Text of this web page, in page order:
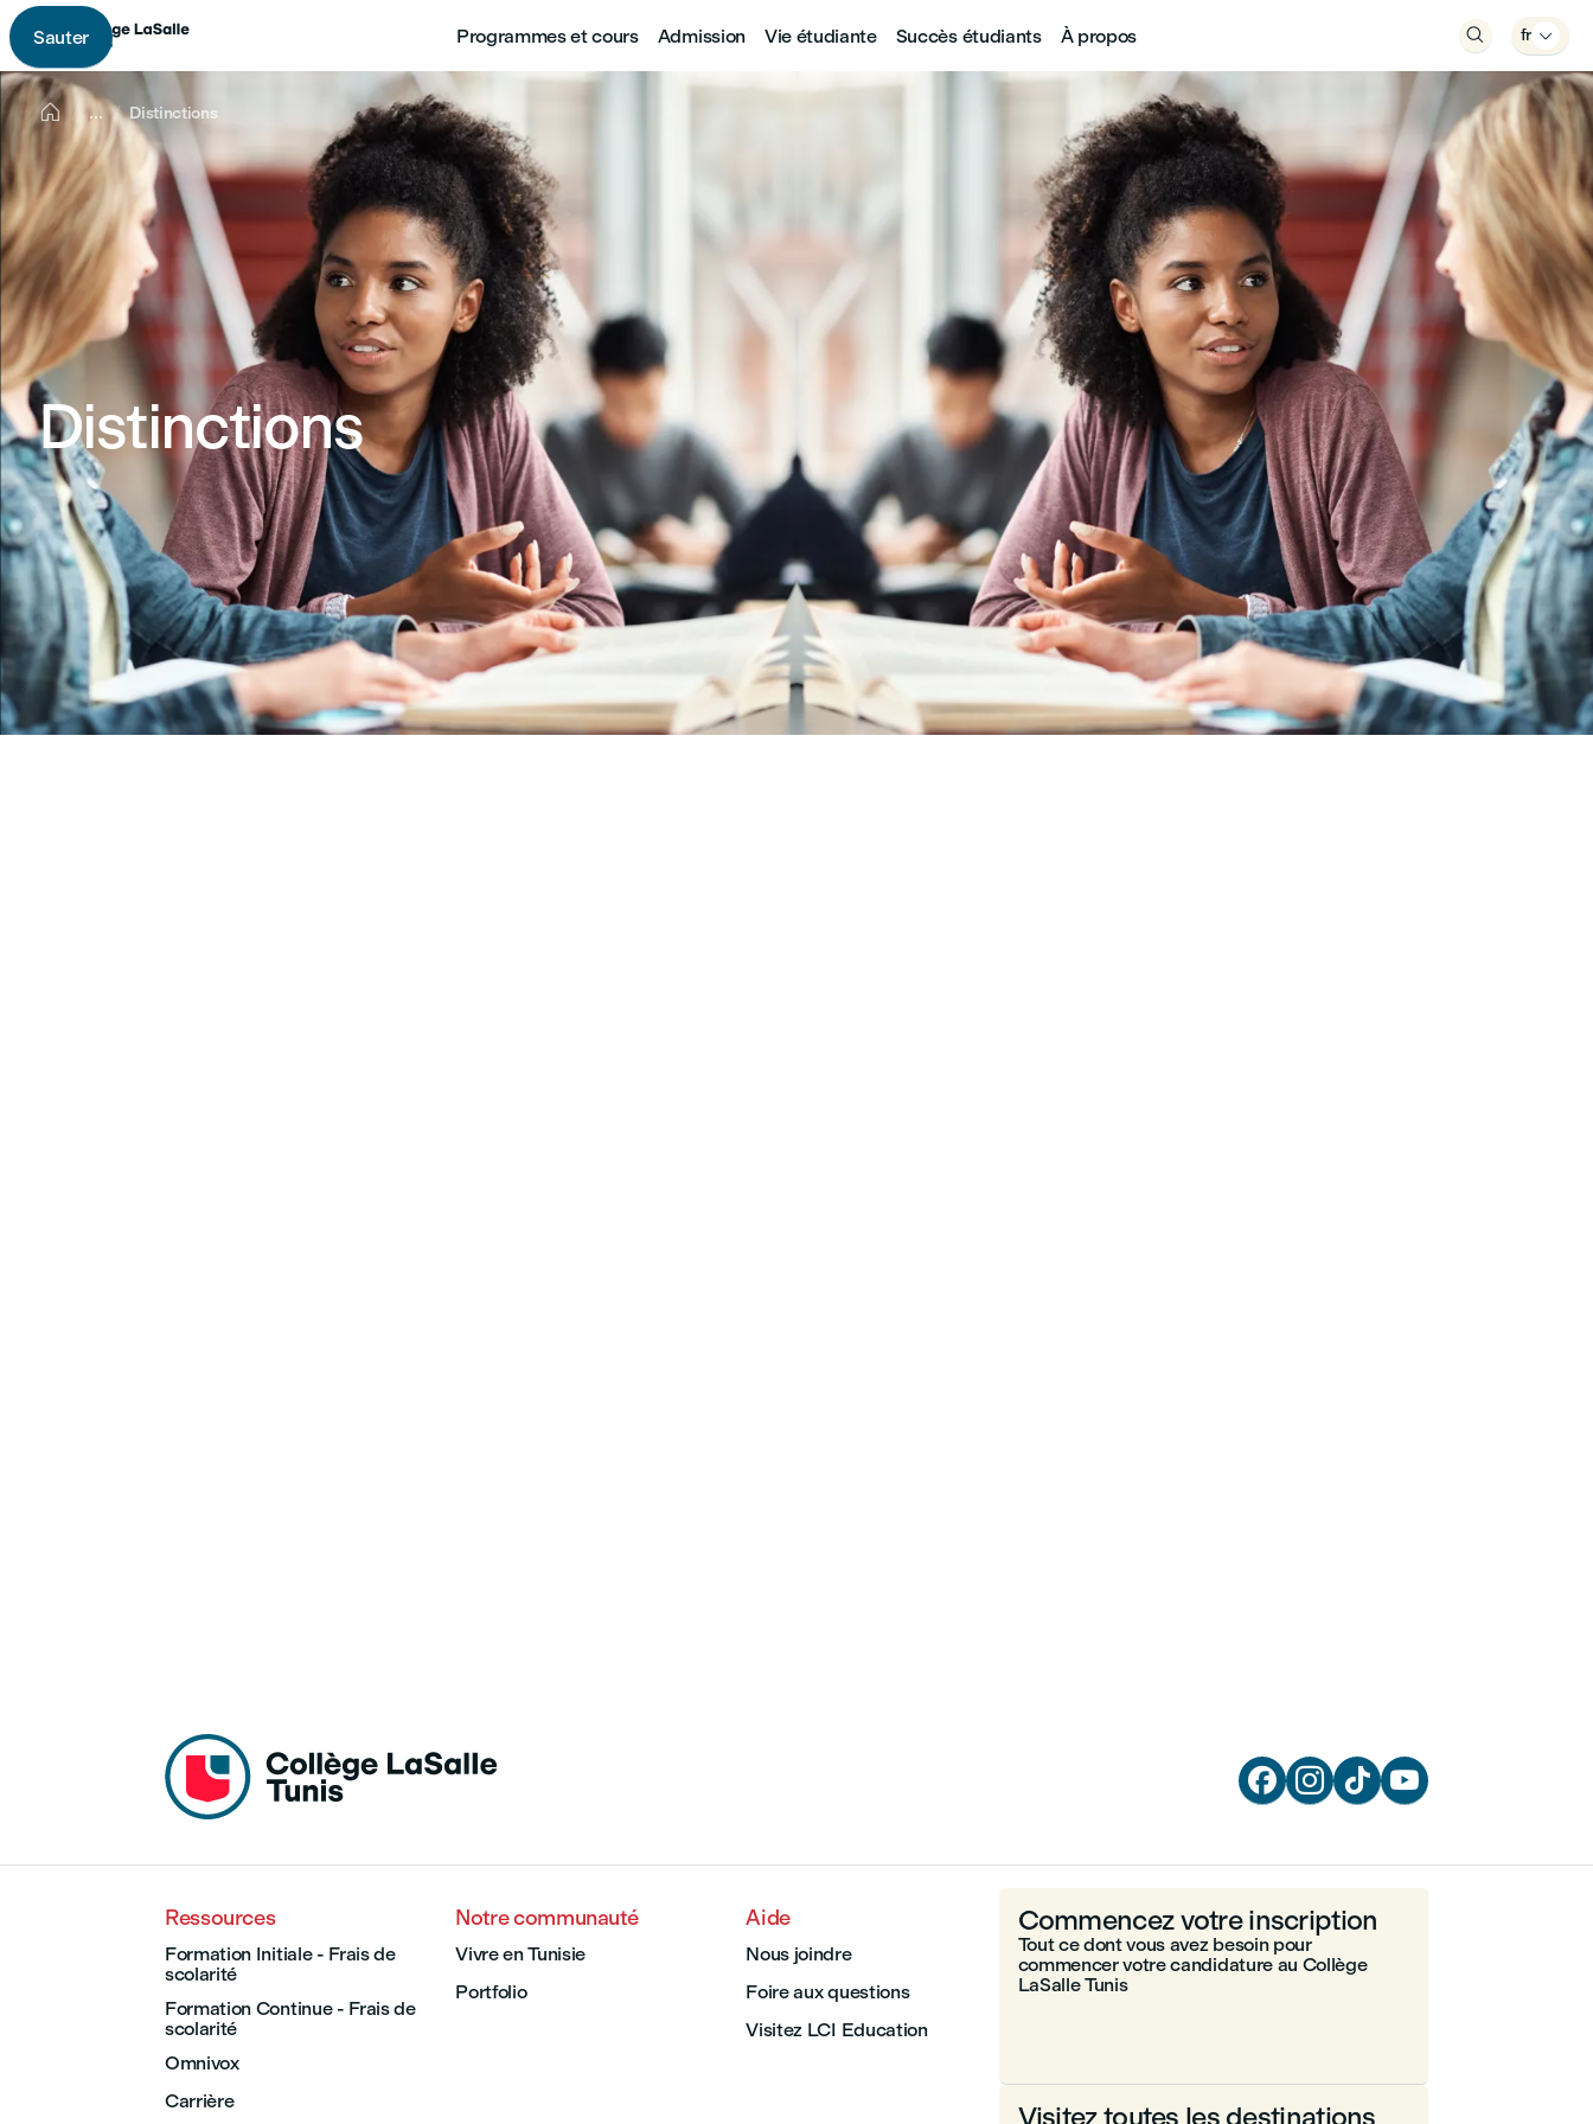
Sauter Programmes et cours Admission Vie étudiante Succès étudiants À propos  fr 
 ... Distinctions
Distinctions
   
Ressources
Formation Initiale - Frais de
scolarité
Formation Continue - Frais de
scolarité
Omnivox
Carrière
Notre communauté
Vivre en Tunisie
Portfolio
Aide
Nous joindre
Foire aux questions
Visitez LCI Education
Commencez votre inscription
Tout ce dont vous avez besoin pour
commencer votre candidature au Collège
LaSalle Tunis
Visitez toutes les destinations